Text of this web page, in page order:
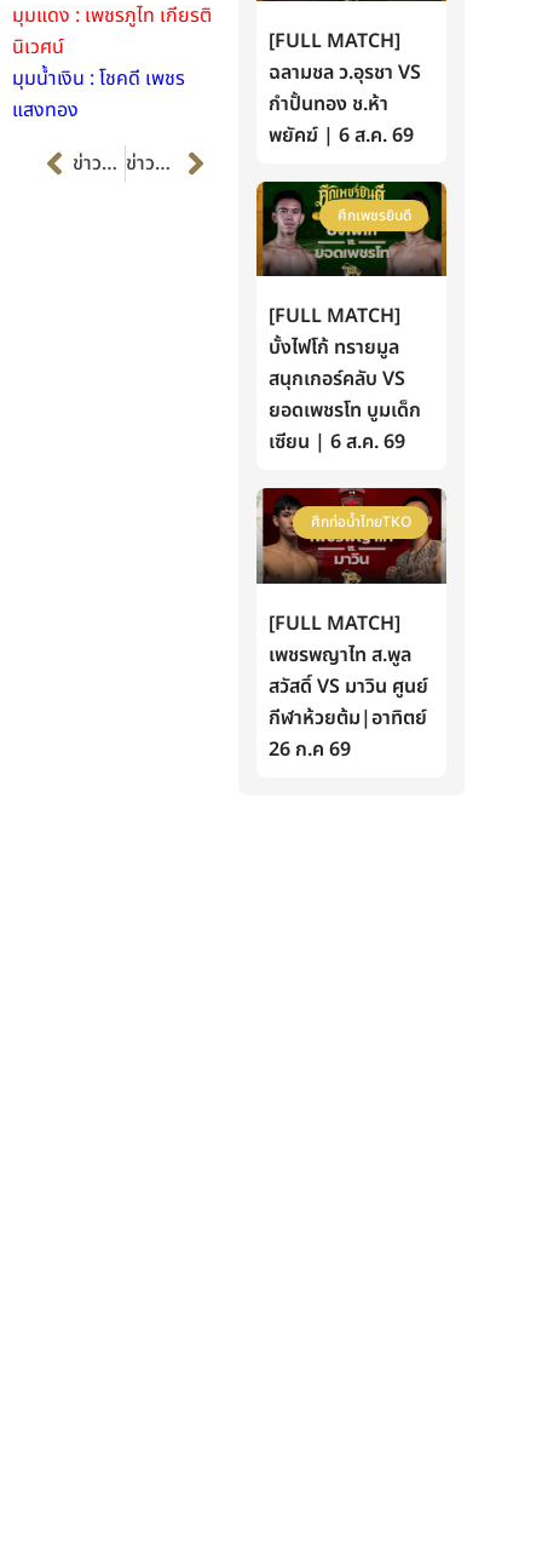
มุมแดง : เพชรภูไท เกียรติ
นิเวศน์
มุมน้ำเงิน : โชคดี เพชร
แสงทอง
Prevข่าวก่อนหน้า ข่าวต่อไป Next
[FULL MATCH]
ฉลามชล ว.อุรชา VS
กำปั้นทอง ช.ห้า
พยัคฆ์ | 6 ส.ค. 69
ศึกเพชรยินดี
[FULL MATCH]
บั้งไฟโก้ ทรายมูล
สนุกเกอร์คลับ VS
ยอดเพชรโท บูมเด็ก
เซียน | 6 ส.ค. 69
ศึกท่อน้ำไทยTKO
[FULL MATCH]
เพชรพญาไท ส.พูล
สวัสดิ์ VS มาวิน ศูนย์
กีฬาห้วยต้ม|อาทิตย์
26 ก.ค 69